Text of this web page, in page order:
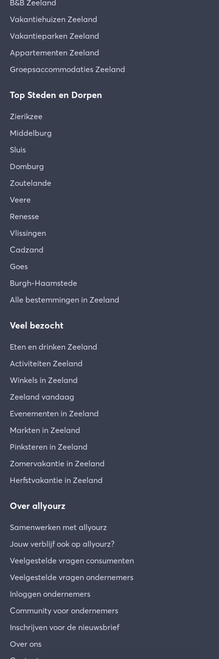
B&B Zeeland
Vakantiehuizen Zeeland
Vakantieparken Zeeland
Appartementen Zeeland
Groepsaccommodaties Zeeland
Top Steden en Dorpen
Zierikzee
Middelburg
Sluis
Domburg
Zoutelande
Veere
Renesse
Vlissingen
Cadzand
Goes
Burgh-Haamstede
Alle bestemmingen in Zeeland
Veel bezocht
Eten en drinken Zeeland
Activiteiten Zeeland
Winkels in Zeeland
Zeeland vandaag
Evenementen in Zeeland
Markten in Zeeland
Pinksteren in Zeeland
Zomervakantie in Zeeland
Herfstvakantie in Zeeland
Over allyourz
Samenwerken met allyourz
Jouw verblijf ook op allyourz?
Veelgestelde vragen consumenten
Veelgestelde vragen ondernemers
Inloggen ondernemers
Community voor ondernemers
Inschrijven voor de nieuwsbrief
Over ons